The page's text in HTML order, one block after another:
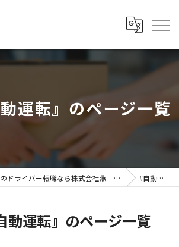
運転』のページ一覧
月収60万円！千葉のドライバー転職なら株式会社燕｜未経験歓迎 #自動運転
動運転』のページ一覧